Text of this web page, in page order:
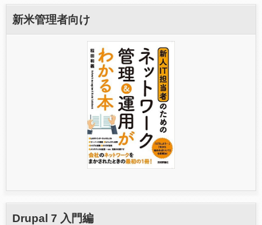
新米管理者向け
Drupal 7 入門編